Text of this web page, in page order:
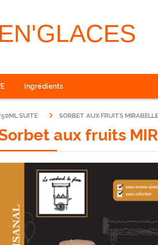
Ingrédients
SUITE SORBET AUX FRUITS
aux fruits